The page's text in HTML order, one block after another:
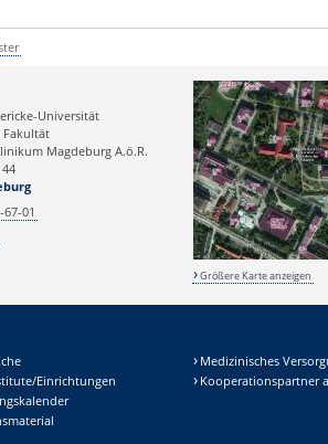
Universität
Fakultät
Magdeburg A.ö.R.
67-01
Größere Karte anzeigen
Einrichtungen
Medizinisches
Kooperationspartner